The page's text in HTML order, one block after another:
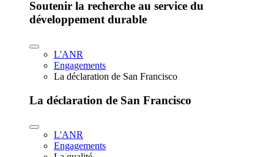
Soutenir la recherche au service du
développement durable
L'ANR
Engagements
La déclaration de San Francisco
La déclaration de San Francisco
L'ANR
Engagements